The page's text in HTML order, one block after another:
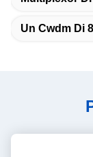
Un Cwdm Di